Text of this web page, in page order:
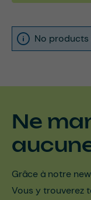
No products
Ne
Grâce à notre
Vous y trouverez